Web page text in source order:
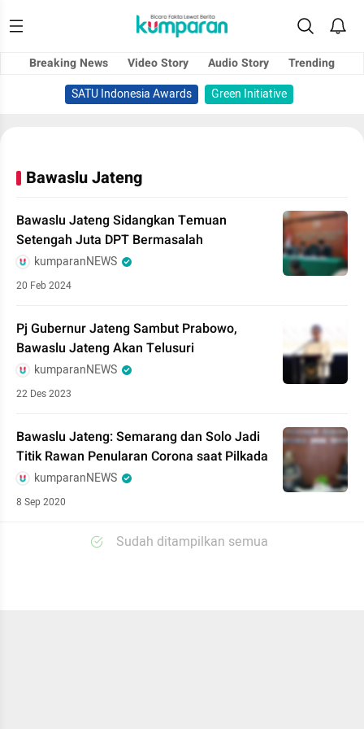
Breaking News Video Story Audio Story
Trending
SATU Indonesia Awards
Green Initiative
Bawaslu Jateng
Bawaslu Jateng Sidangkan Temuan
Setengah Juta DPT Bermasalah
kumparanNEWS
20 Feb 2024
Pj Gubernur Jateng Sambut Prabowo,
Bawaslu Jateng Akan Telusuri
kumparanNEWS
22 Des 2023
Bawaslu Jateng: Semarang dan Solo Jadi
Titik Rawan Penularan Corona saat Pilkada
kumparanNEWS
8 Sep 2020
Sudah ditampilkan semua